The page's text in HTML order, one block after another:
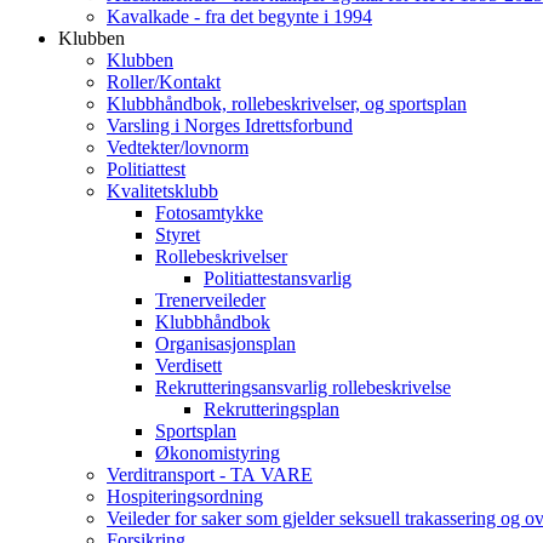
Kavalkade - fra det begynte i 1994
Klubben
Klubben
Roller/Kontakt
Klubbhåndbok, rollebeskrivelser, og sportsplan
Varsling i Norges Idrettsforbund
Vedtekter/lovnorm
Politiattest
Kvalitetsklubb
Fotosamtykke
Styret
Rollebeskrivelser
Politiattestansvarlig
Trenerveileder
Klubbhåndbok
Organisasjonsplan
Verdisett
Rekrutteringsansvarlig rollebeskrivelse
Rekrutteringsplan
Sportsplan
Økonomistyring
Verditransport - TA VARE
Hospiteringsordning
Veileder for saker som gjelder seksuell trakassering og